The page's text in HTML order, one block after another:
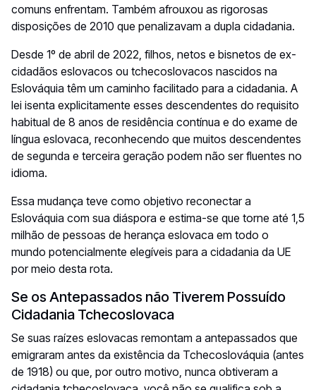
comuns enfrentam. Também afrouxou as rigorosas
disposições de 2010 que penalizavam a dupla cidadania.
Desde 1º de abril de 2022, filhos, netos e bisnetos de ex-
cidadãos eslovacos ou tchecoslovacos nascidos na
Eslováquia têm um caminho facilitado para a cidadania. A
lei isenta explicitamente esses descendentes do requisito
habitual de 8 anos de residência contínua e do exame de
língua eslovaca, reconhecendo que muitos descendentes
de segunda e terceira geração podem não ser fluentes no
idioma.
Essa mudança teve como objetivo reconectar a
Eslováquia com sua diáspora e estima-se que torne até 1,5
milhão de pessoas de herança eslovaca em todo o
mundo potencialmente elegíveis para a cidadania da UE
por meio desta rota.
Se os Antepassados não Tiverem Possuído
Cidadania Tchecoslovaca
Se suas raízes eslovacas remontam a antepassados que
emigraram antes da existência da Tchecoslováquia (antes
de 1918) ou que, por outro motivo, nunca obtiveram a